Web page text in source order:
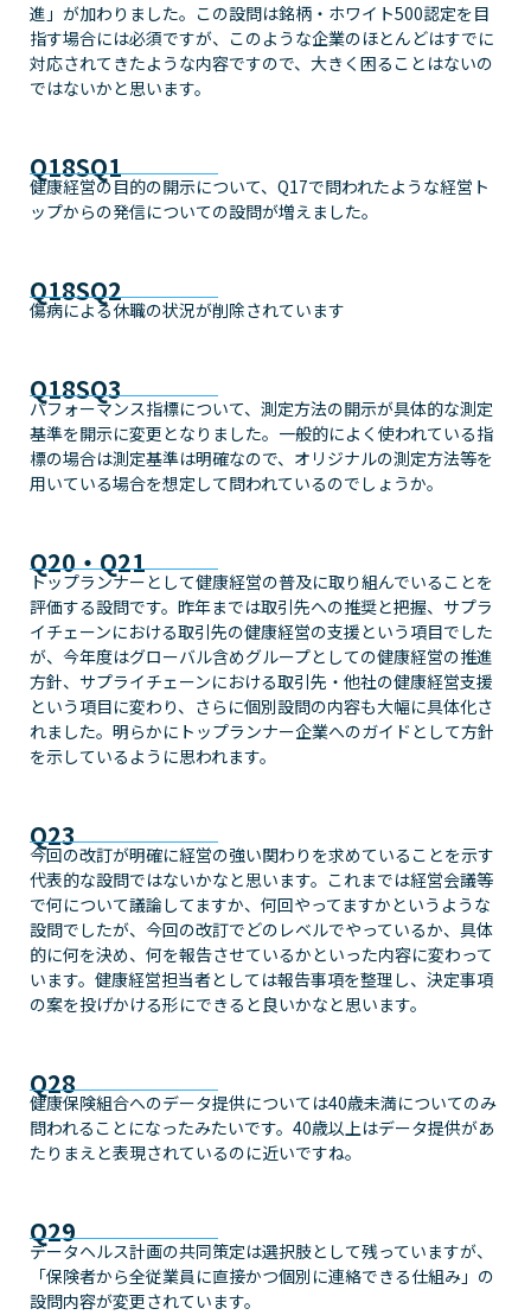
進」が加わりました。この設問は銘柄・ホワイト500認定を目
指す場合には必須ですが、このような企業のほとんどはすでに
対応されてきたような内容ですので、大きく困ることはないの
ではないかと思います。
Q18SQ1
健康経営の目的の開示について、Q17で問われたような経営ト
ップからの発信についての設問が増えました。
Q18SQ2
傷病による休職の状況が削除されています
Q18SQ3
パフォーマンス指標について、測定方法の開示が具体的な測定
基準を開示に変更となりました。一般的によく使われている指
標の場合は測定基準は明確なので、オリジナルの測定方法等を
用いている場合を想定して問われているのでしょうか。
Q20・Q21
トップランナーとして健康経営の普及に取り組んでいることを
評価する設問です。昨年までは取引先への推奨と把握、サプラ
イチェーンにおける取引先の健康経営の支援という項目でした
が、今年度はグローバル含めグループとしての健康経営の推進
方針、サプライチェーンにおける取引先・他社の健康経営支援
という項目に変わり、さらに個別設問の内容も大幅に具体化さ
れました。明らかにトップランナー企業へのガイドとして方針
を示しているように思われます。
Q23
今回の改訂が明確に経営の強い関わりを求めていることを示す
代表的な設問ではないかなと思います。これまでは経営会議等
で何について議論してますか、何回やってますかというような
設問でしたが、今回の改訂でどのレベルでやっているか、具体
的に何を決め、何を報告させているかといった内容に変わって
います。健康経営担当者としては報告事項を整理し、決定事項
の案を投げかける形にできると良いかなと思います。
Q28
健康保険組合へのデータ提供については40歳未満についてのみ
問われることになったみたいです。40歳以上はデータ提供があ
たりまえと表現されているのに近いですね。
Q29
データヘルス計画の共同策定は選択肢として残っていますが、
「保険者から全従業員に直接かつ個別に連絡できる仕組み」の
設問内容が変更されています。